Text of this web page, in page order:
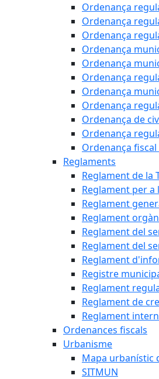
Ordenança
Ordenança
Ordenança
Ordenança
Ordenança
Ordenança
Ordenança
Ordenança
Ordenança de
Ordenança
Ordenança
Reglaments
Reglament de la
Reglament per
Reglament
Reglament
Reglament del
Reglament del
Reglament
Registre
Reglament
Reglament de
Reglament
Ordenances fiscals
Urbanisme
Mapa urbanístic
SITMUN